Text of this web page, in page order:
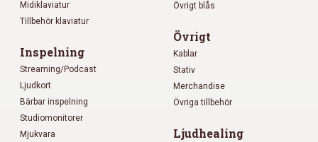
Midiklaviatur
Tillbehör klaviatur
Inspelning
Streaming/Podcast
Ljudkort
Bärbar inspelning
Studiomonitorer
Mjukvara
Övrigt blås
Övrigt
Kablar
Stativ
Merchandise
Övriga tillbehör
Ljudhealing